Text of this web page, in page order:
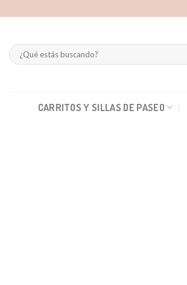
Buscar
por:
CARRITOS Y SILLAS DE PASEO